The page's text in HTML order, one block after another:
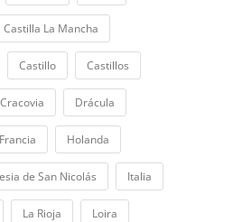
Castilla La Mancha
Castillo Castillos
Cracovia Drácula
Francia Holanda
de San Nicolás Italia
La Rioja Loira